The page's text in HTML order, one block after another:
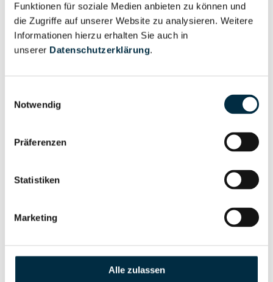
Funktionen für soziale Medien anbieten zu können und
die Zugriffe auf unserer Website zu analysieren. Weitere
Informationen hierzu erhalten Sie auch in
unserer Datenschutzerklärung.
Notwendig
Präferenzen
Statistiken
Marketing
Alle zulassen
Gesellschafterstruktur
Vollständiges
Unternehmensprofil
anfragen
Unternehmensprofil
Berechtigten Pfad
Vollständiges
Unternehmensprofil